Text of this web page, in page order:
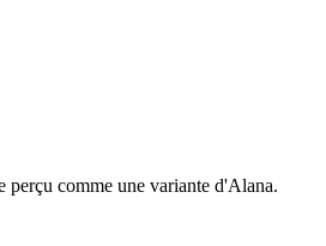
perçu comme une variante d'Alana.